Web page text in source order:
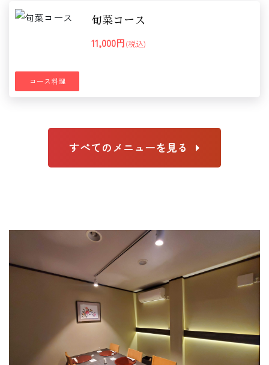
コース料理
旬菜コース
11,000円(税込)
すべてのメニューを見る